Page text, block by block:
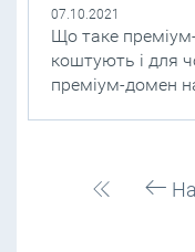
07.10.2021
Що таке
коштують і для
преміум-домен